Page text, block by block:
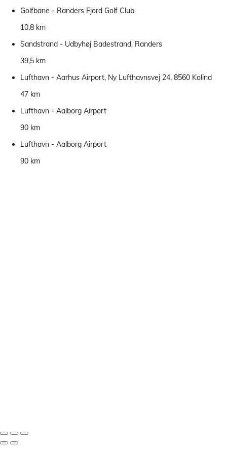
Golfbane - Randers Fjord Golf Club
10,8 km
Sandstrand - Udbyhøj Badestrand, Randers
39,5 km
Lufthavn - Aarhus Airport, Ny Lufthavnsvej 24, 8560 Kolind
47 km
Lufthavn - Aalborg Airport
90 km
Lufthavn - Aalborg Airport
90 km